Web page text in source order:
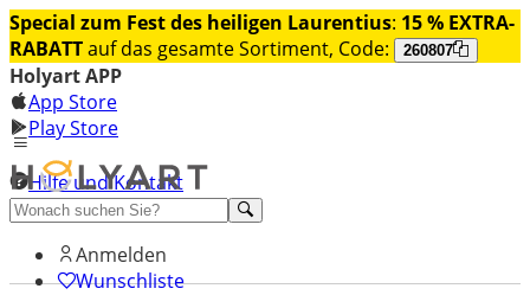
Special zum Fest des heiligen Laurentius: 15 % EXTRA-
RABATTauf das gesamte Sortiment, Code: 260807
Holyart APP
App Store
Play Store
Hilfe und Kontakt
Entdecken Sie Premium
Anmelden
Wunschliste